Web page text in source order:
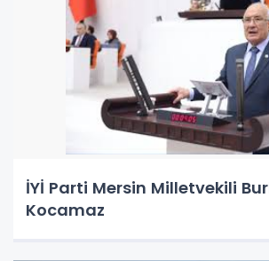
İYİ Parti Mersin Milletvekili
Kocamaz